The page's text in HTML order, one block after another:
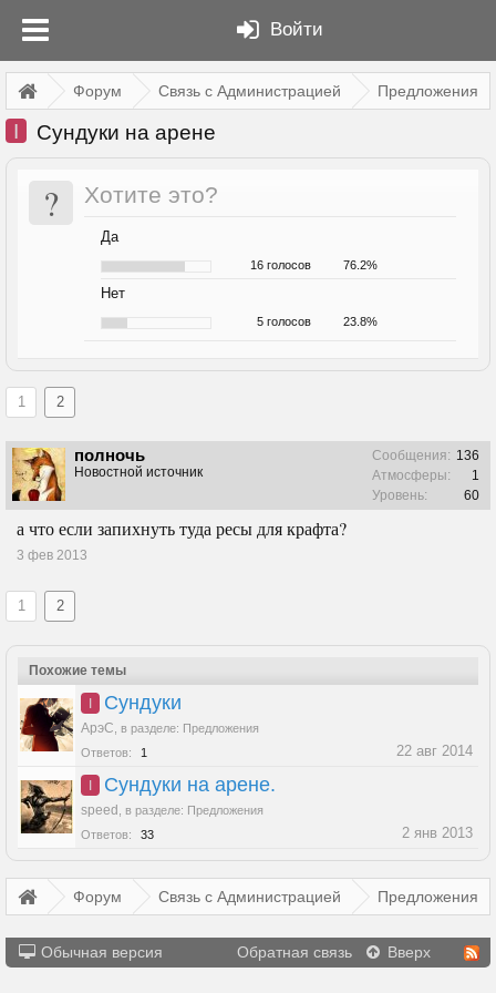
Войти
Форум Связь с Администрацией Предложения
I Сундуки на арене
? Хотите это?
Да
16 голосов 76.2%
Нет
5 голосов 23.8%
1 2
полночь
Новостной источник
Сообщения: 136
Атмосферы:
1
Уровень:
60
а что если запихнуть туда ресы для крафта?
3 фев 2013
1 2
Похожие темы
I Сундуки
АрэС в разделе: Предложения
Ответов:
1 22 авг 2014
I Сундуки на арене.
speed в разделе: Предложения
Ответов:
33 2 янв 2013
Форум Связь с Администрацией Предложения
Обычная версия Обратная связь Вверх